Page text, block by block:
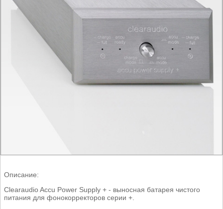
Описание:
Clearaudio Accu Power Supply + - выносная батарея чистого
питания для фонокорректоров серии +.